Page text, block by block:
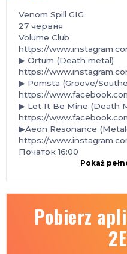
Venom Spill GIG
️27 червня
Volume Club
https://
▶ Ortum (Death metal)
https://
▶ Pomsta (Groove/
https://
▶ Let It Be Mine (Death
https://
▶Aeon Resonance
https://
Початок 16:00
Pokaż
Pobierz